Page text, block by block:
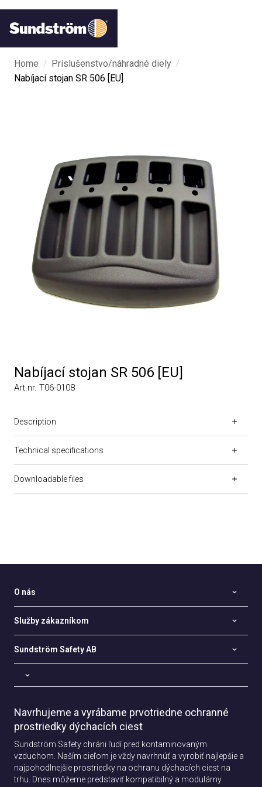
Home / Príslušenstvo/náhradné diely /
Nabíjací stojan SR 506 [EU]
Nabíjací stojan SR 506 [EU]
Art.nr. T06-0108
Description
Technical specifications
Downloadable files
O nás
Služby zákazníkom
Sundström Safety AB
Navrhujeme a vyrábame prvotriedne ochranné
prostriedky dýchacích ciest
Sundström Safety chráni ľudí pred kontaminovaným
vzduchom. Naším cieľom je vždy navrhnúť a vyrobiť najlepšie a
najpohodlnejšie prostriedky na ochranu dýchacích ciest na
trhu. Dnes môžeme predstaviť kompatibilný a modulárny